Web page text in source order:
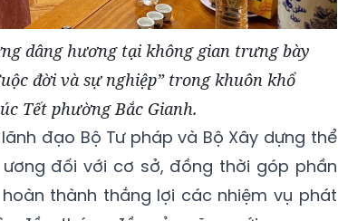
dâng hương tại không gian trưng bày
đời và sự nghiệp” trong khuôn khổ
Tết phường Bắc Gianh.
đạo Bộ Tư pháp và Bộ Xây dựng thể
đối với cơ sở, đồng thời góp phần
thành thắng lợi các nhiệm vụ phát